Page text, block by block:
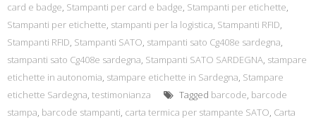
card e badge, Stampanti per card e badge, Stampanti per etichette,
Stampanti per etichette, stampanti per la logistica, Stampanti RFID,
Stampanti RFID, Stampanti SATO, stampanti sato Cg408e sardegna,
stampanti sato Cg408e sardegna, Stampanti SATO SARDEGNA, stampare
etichette in autonomia, stampare etichette in Sardegna, Stampare
etichette Sardegna, testimonianza Tagged barcode, barcode
stampa, barcode stampanti, carta termica per stampante SATO, Carta